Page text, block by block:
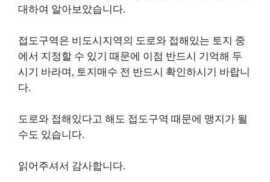
대하여 알아보았습니다.
접도구역은 비도시지역의 도로와 접해있는 토지 중
에서 지정할 수 있기 때문에 이점 반드시 기억해 두
시기 바라며, 토지매수 전 반드시 확인하시기 바랍니
다.
도로와 접해있다고 해도 접도구역 때문에 맹지가 될
수도 있습니다.
읽어주셔서 감사합니다.